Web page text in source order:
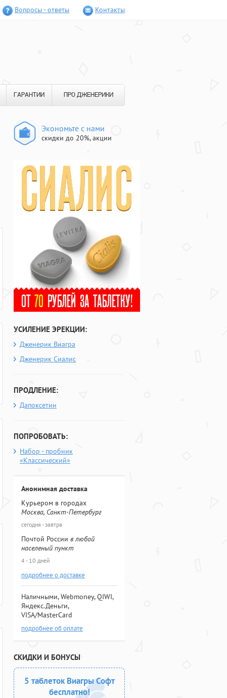
Вопросы - ответы Контакты
ГАРАНТИИ ПРО ДЖЕНЕРИКИ
Экономьте с нами
скидки до 20%, акции
УСИЛЕНИЕ ЭРЕКЦИИ:
Дженерик Виагра
Дженерик Сиалис
ПРОДЛЕНИЕ:
Дапоксетин
ПОПРОБОВАТЬ:
Набор - пробник
«Классический»
Анонимная доставка
Курьером в городах
Москва, Санкт-Петербург
сегодня - завтра
Почтой России в любой
населеный пункт
4 - 10 дней
подробнее о доставке
Наличными, Webmoney, QIWI,
Яндекс.Деньги,
VISA/MasterCard
подробнее об оплате
СКИДКИ И БОНУСЫ
5 таблеток Виагры Софт
бесплатно!